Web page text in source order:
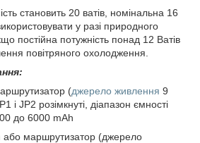
становить 20 ватів, номінальна 16
у разі природного
постійна потужність понад 12 Ватів
повітряного охолодження.
(джерело живлення 9
і JP2 розімкнуті, діапазон ємності
до 6000 mAh
маршрутизатор (джерело